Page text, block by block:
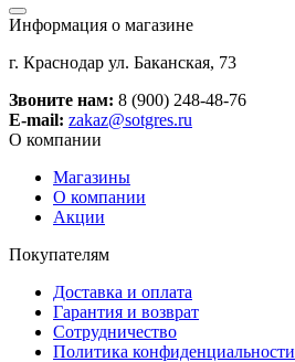
Информация о магазине
г. Краснодар ул. Баканская, 73
Звоните нам: 8 (900) 248-48-76
E-mail: zakaz@sotgres.ru
О компании
Магазины
О компании
Акции
Покупателям
Доставка и оплата
Гарантия и возврат
Сотрудничество
Политика конфиденциальности